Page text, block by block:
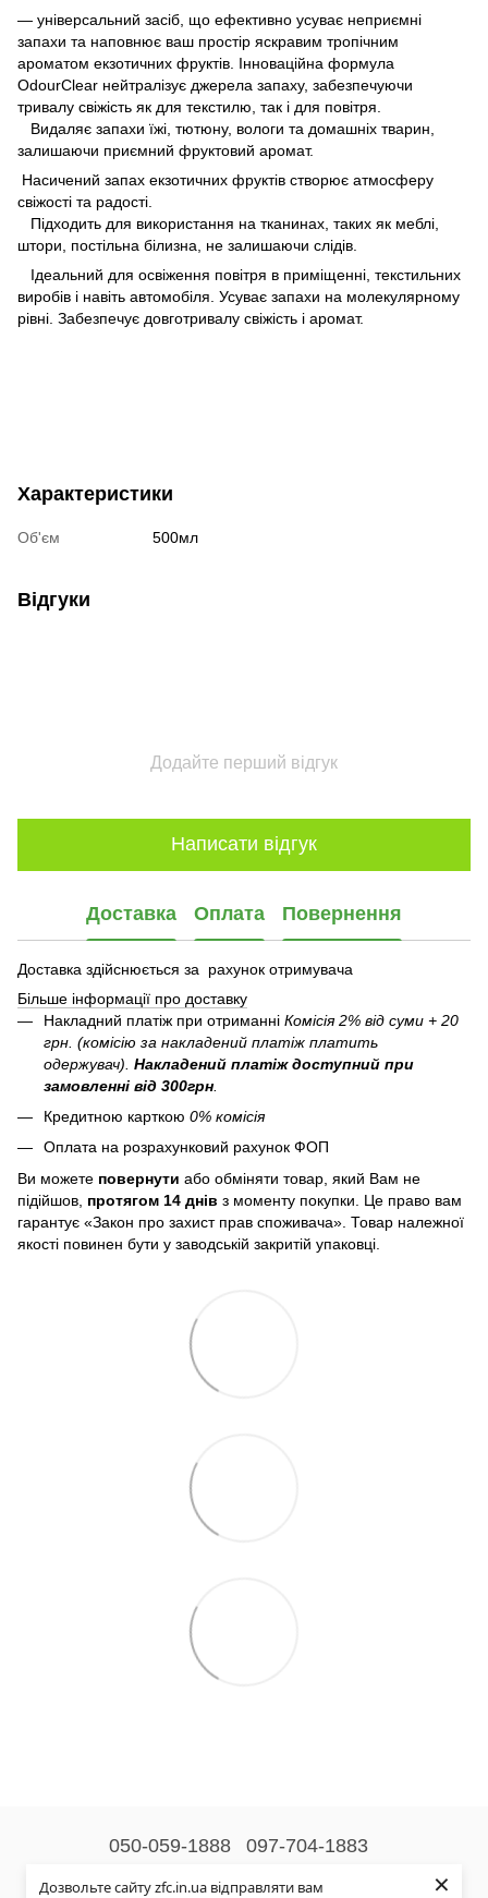
Дозвольте сайту zfc.in.ua відправляти вам
×
— універсальний засіб, що ефективно усуває неприємні
запахи та наповнює ваш простір яскравим тропічним
ароматом екзотичних фруктів. Інноваційна формула
OdourClear нейтралізує джерела запаху, забезпечуючи
тривалу свіжість як для текстилю, так і для повітря.
Видаляє запахи їжі, тютюну, вологи та домашніх тварин,
залишаючи приємний фруктовий аромат.
Насичений запах екзотичних фруктів створює атмосферу
свіжості та радості.
Підходить для використання на тканинах, таких як меблі,
штори, постільна білизна, не залишаючи слідів.
Ідеальний для освіження повітря в приміщенні, текстильних
виробів і навіть автомобіля. Усуває запахи на молекулярному
рівні. Забезпечує довготривалу свіжість і аромат.
Характеристики
Об'єм 500мл
Відгуки
Додайте перший відгук
Написати відгук
Доставка Оплата Повернення
Доставка здійснюється за рахунок отримувача
Більше інформації про доставку
Накладний платіж при отриманні Комісія 2% від суми + 20
грн. (комісію за накладений платіж платить
одержувач). Накладений платіж доступний при
замовленні від 300грн
Кредитною карткою 0% комісія
Оплата на розрахунковий рахунок ФОП
Ви можете повернути або обміняти товар, який Вам не
підійшов, протягом 14 днів з моменту покупки. Це право вам
гарантує «Закон про захист прав споживача». Товар належної
якості повинен бути у заводській закритій упаковці.
050-059-1888 097-704-1883
Контактна інформація